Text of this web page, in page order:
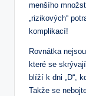
menšího
„rizikových“
komplikací!
Rovnátka
které se
blíží k dni „D“,
Takže se